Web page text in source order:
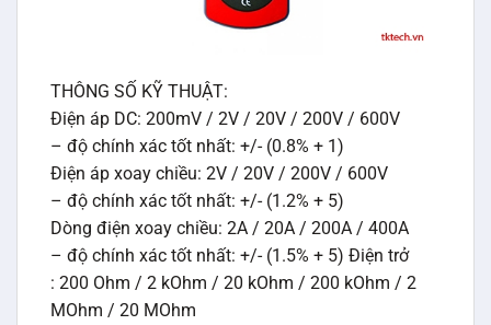
THÔNG SỐ KỸ THUẬT:
Điện áp DC: 200mV / 2V / 20V / 200V / 600V
– độ chính xác tốt nhất: +/- (0.8% + 1)
Điện áp xoay chiều: 2V / 20V / 200V / 600V
– độ chính xác tốt nhất: +/- (1.2% + 5)
Dòng điện xoay chiều: 2A / 20A / 200A / 400A
– độ chính xác tốt nhất: +/- (1.5% + 5) Điện trở
: 200 Ohm / 2 kOhm / 20 kOhm / 200 kOhm / 2
MOhm / 20 MOhm